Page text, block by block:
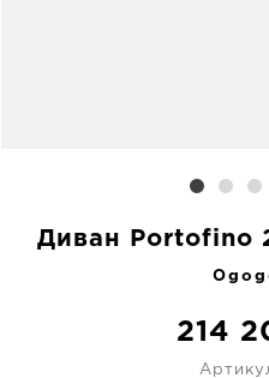
Диван Portofino
214